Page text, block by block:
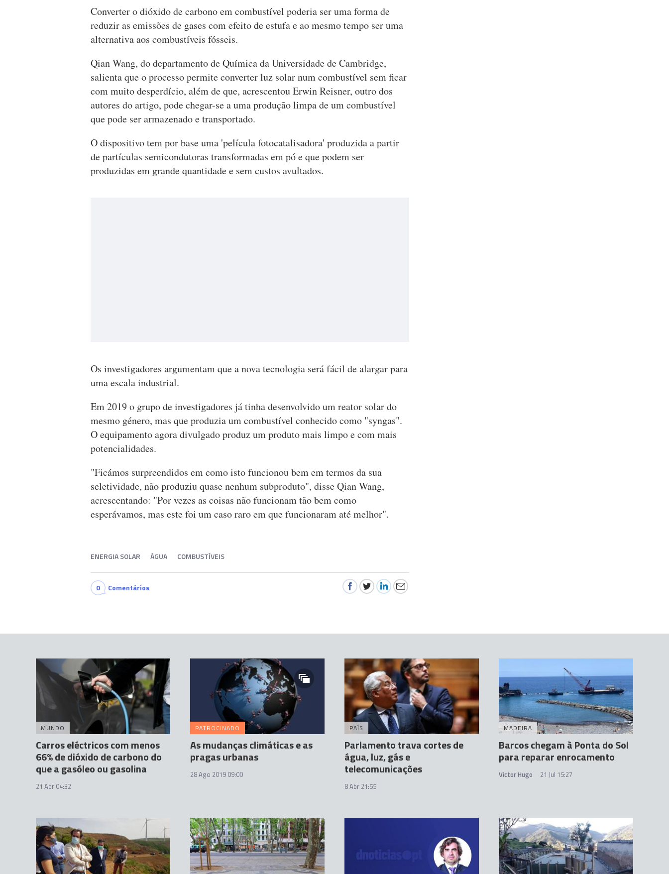
Converter o dióxido de carbono em combustível poderia ser uma forma de
reduzir as emissões de gases com efeito de estufa e ao mesmo tempo ser uma
alternativa aos combustíveis fósseis.
Qian Wang, do departamento de Química da Universidade de Cambridge,
salienta que o processo permite converter luz solar num combustível sem ficar
com muito desperdício, além de que, acrescentou Erwin Reisner, outro dos
autores do artigo, pode chegar-se a uma produção limpa de um combustível
que pode ser armazenado e transportado.
O dispositivo tem por base uma 'película fotocatalisadora' produzida a partir
de partículas semicondutoras transformadas em pó e que podem ser
produzidas em grande quantidade e sem custos avultados.
Os investigadores argumentam que a nova tecnologia será fácil de alargar para
uma escala industrial.
Em 2019 o grupo de investigadores já tinha desenvolvido um reator solar do
mesmo género, mas que produzia um combustível conhecido como "syngas".
O equipamento agora divulgado produz um produto mais limpo e com mais
potencialidades.
"Ficámos surpreendidos em como isto funcionou bem em termos da sua
seletividade, não produziu quase nenhum subproduto", disse Qian Wang,
acrescentando: "Por vezes as coisas não funcionam tão bem como
esperávamos, mas este foi um caso raro em que funcionaram até melhor".
ENERGIA SOLAR ÁGUA COMBUSTÍVEIS
0 Comentários
MUNDO
Carros eléctricos com menos
66% de dióxido de carbono do
que a gasóleo ou gasolina
21 Abr 04:32
PATROCINADO
As mudanças climáticas e as
pragas urbanas
28 Ago 2019 09:00
PAÍS
Parlamento trava cortes de
água, luz, gás e
telecomunicações
8 Abr 21:55
MADEIRA
Barcos chegam à Ponta do Sol
para reparar enrocamento
Victor Hugo 21 Jul 15:27